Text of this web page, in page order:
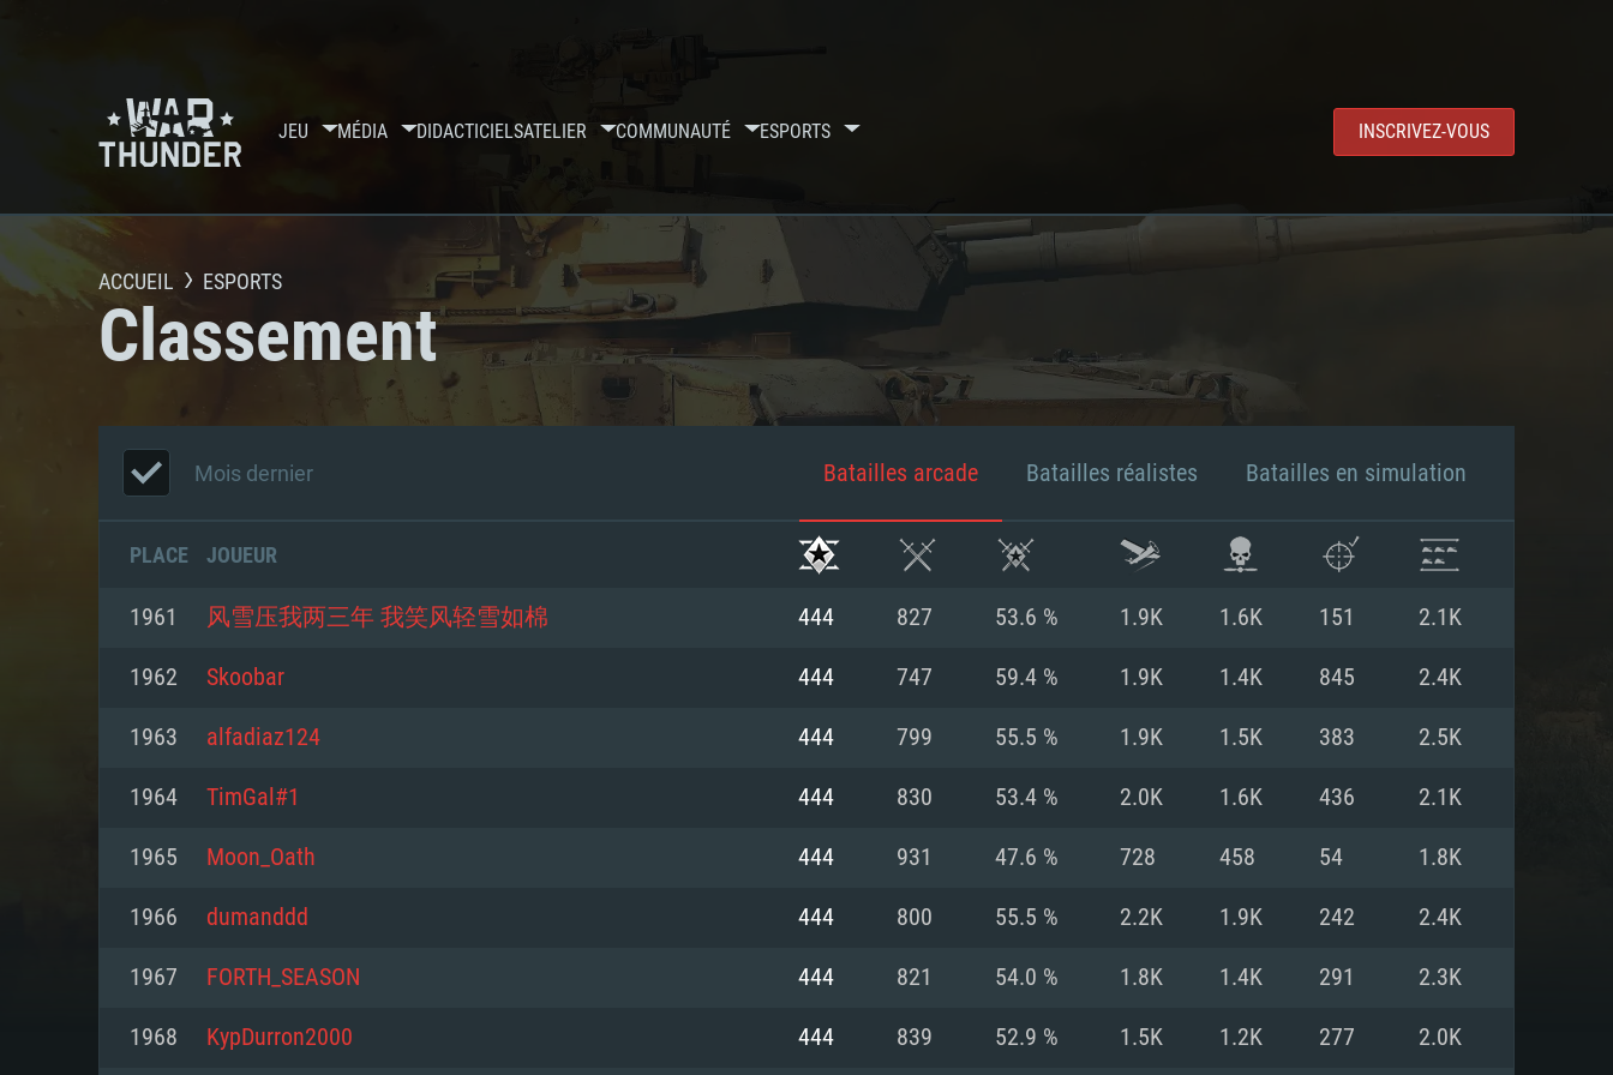
JEU MÉDIA DIDACTICIELSATELIER COMMUNAUTÉ ESPORTS INSCRIVEZ-VOUS
CONFIGURATION SYSTÈME REQUISE
ACCUEIL ESPORTS
Classement
Mois dernier Batailles arcade Batailles réalistes Batailles en simulation
PLACE JOUEUR
1961 风雪压我两三年 我笑风轻雪如棉 444 827 53.6 % 1.9K 1.6K 151 2.1K
1962 Skoobar 444 747 59.4 % 1.9K 1.4K 845 2.4K
1963 alfadiaz124 444 799 55.5 % 1.9K 1.5K 383 2.5K
1964 TimGal#1 444 830 53.4 % 2.0K 1.6K 436 2.1K
1965 Moon_Oath 444 931 47.6 % 728 458 54 1.8K
1966 dumanddd 444 800 55.5 % 2.2K 1.9K 242 2.4K
1967 FORTH_SEASON 444 821 54.0 % 1.8K 1.4K 291 2.3K
1968 KypDurron2000 444 839 52.9 % 1.5K 1.2K 277 2.0K